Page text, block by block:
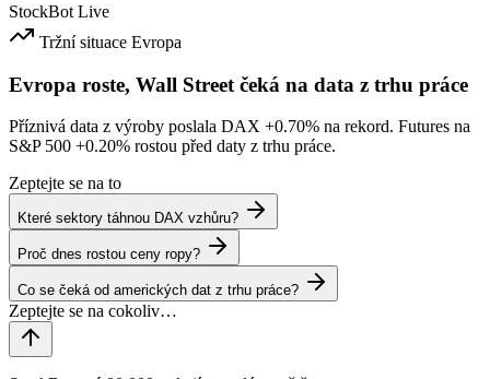
StockBot Live
Tržní situace Evropa
Evropa roste, Wall Street čeká na data z trhu práce
Příznivá data z výroby poslala DAX +0.70% na rekord. Futures na
S&P 500 +0.20% rostou před daty z trhu práce.
Zeptejte se na to
Které sektory táhnou DAX vzhůru?
Proč dnes rostou ceny ropy?
Co se čeká od amerických dat z trhu práce?